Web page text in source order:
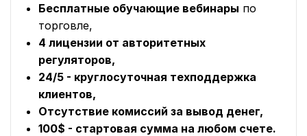
Бесплатные обучающие вебинары по
торговле,
4 лицензии от авторитетных
регуляторов,
24/5 - круглосуточная техподдержка
клиентов,
Отсутствие комиссий за вывод денег,
100$ - стартовая сумма на любом счете.